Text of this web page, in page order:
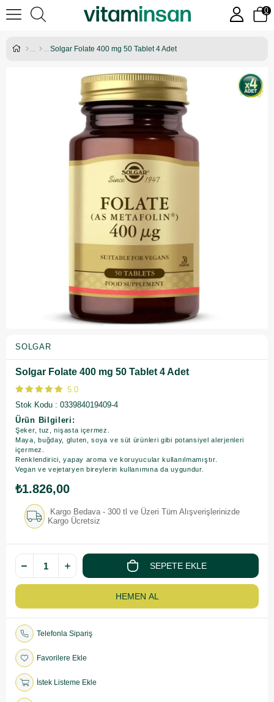
0
Solgar Folate 400 mg 50 Tablet 4 Adet
SOLGAR
Solgar Folate 400 mg 50 Tablet 4 Adet
5.0
Stok Kodu
033984019409-4
Ürün Bilgileri:
Şeker, tuz, nişasta içermez.
Maya, buğday, gluten, soya ve süt ürünleri gibi potansiyel alerjenleri
içermez.
Renklendirici, yapay aroma ve koruyucular kullanılmamıştır.
Vegan ve vejetaryen bireylerin kullanımına da uygundur.
₺1.826,00
Kargo Bedava - 300 tl ve Üzeri Tüm Alışverişlerinizde
Kargo Ücretsiz
Telefonla Sipariş
Favorilere Ekle
İstek Listeme Ekle